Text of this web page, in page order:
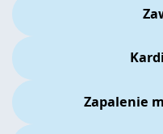
Zapalenie